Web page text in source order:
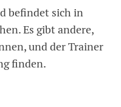
befindet sich in
Es gibt andere,
und der Trainer
finden.